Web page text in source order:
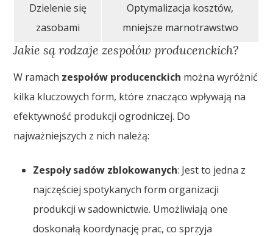
Dzielenie się
zasobami
Optymalizacja kosztów,
mniejsze marnotrawstwo
Jakie są rodzaje zespołów producenckich?
W ramach zespołów producenckich można wyróżnić
kilka kluczowych form, które znacząco wpływają na
efektywność produkcji ogrodniczej. Do
najważniejszych z nich należą:
Zespoły sadów zblokowanych: Jest to jedna z
najczęściej spotykanych form organizacji
produkcji w sadownictwie. Umożliwiają one
doskonałą koordynację prac, co sprzyja